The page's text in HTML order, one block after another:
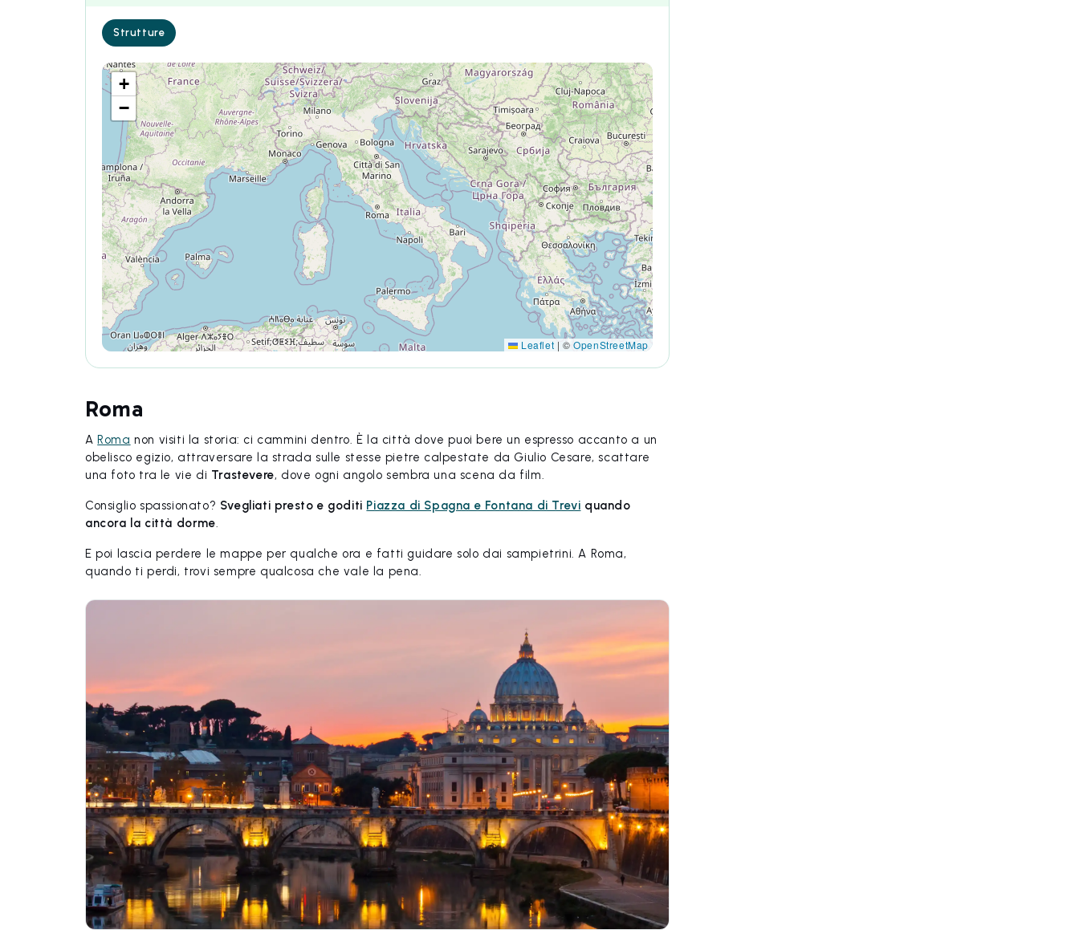
Strutture
+
−
Leaflet | ©OpenStreetMap
Roma
ARoma non visiti la storia: ci cammini dentro. È la città dove puoi bere un espresso accanto a un
obelisco egizio, attraversare la strada sulle stesse pietre calpestate da Giulio Cesare, scattare
una foto tra le vie di Trastevere, dove ogni angolo sembra una scena da film.
Consiglio spassionato? Svegliati presto e goditi Piazza di Spagna e Fontana di Trevi quando
ancora la città dorme.
E poi lascia perdere le mappe per qualche ora e fatti guidare solo dai sampietrini. A Roma,
quando ti perdi, trovi sempre qualcosa che vale la pena.